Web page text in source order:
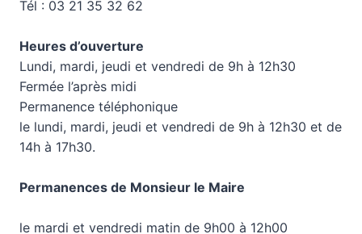
Tél : 03 21 35 32 62
Heures d’ouverture
Lundi, mardi, jeudi et vendredi de 9h à 12h30
Fermée l’après midi
Permanence téléphonique
le lundi, mardi, jeudi et vendredi de 9h à 12h30 et de
14h à 17h30.
Permanences de Monsieur le Maire
le mardi et vendredi matin de 9h00 à 12h00